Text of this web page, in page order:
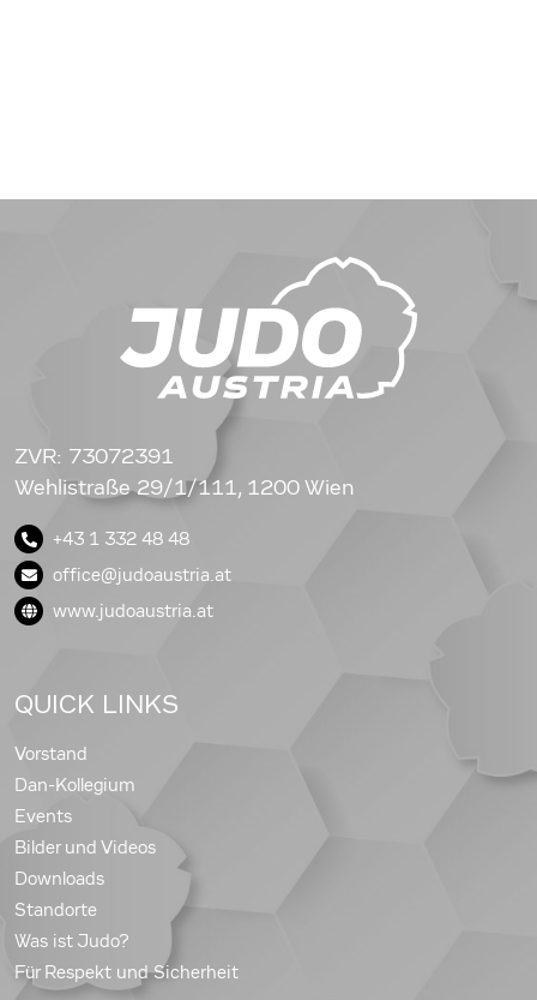
ZVR: 73072391
Wehlistraße 29/1/111, 1200 Wien
+43 1 332 48 48
office@judoaustria.at
www.judoaustria.at
QUICK LINKS
Vorstand
Dan-Kollegium
Events
Bilder und Videos
Downloads
Standorte
Was ist Judo?
Für Respekt und Sicherheit